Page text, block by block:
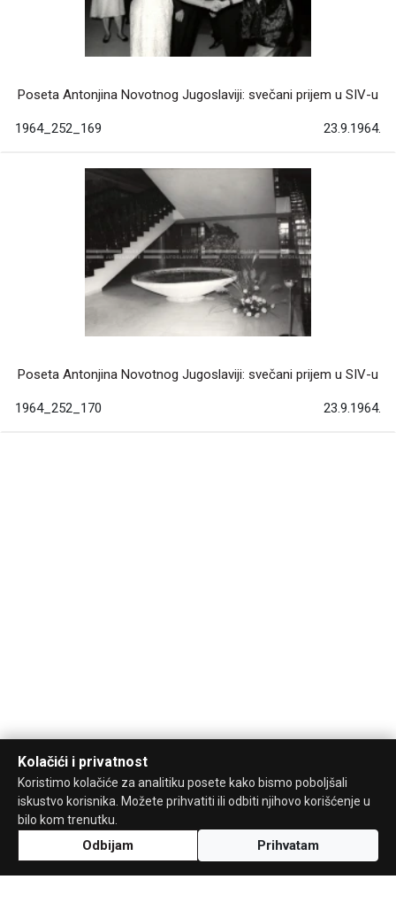
Poseta Antonjina Novotnog Jugoslaviji: svečani prijem u SIV-u
1964_252_169 23.9.1964.
Poseta Antonjina Novotnog Jugoslaviji: svečani prijem u SIV-u
1964_252_170 23.9.1964.
Kolačići i privatnost
Koristimo kolačiće za analitiku posete kako bismo poboljšali
iskustvo korisnika. Možete prihvatiti ili odbiti njihovo korišćenje u
bilo kom trenutku.
Odbijam Prihvatam